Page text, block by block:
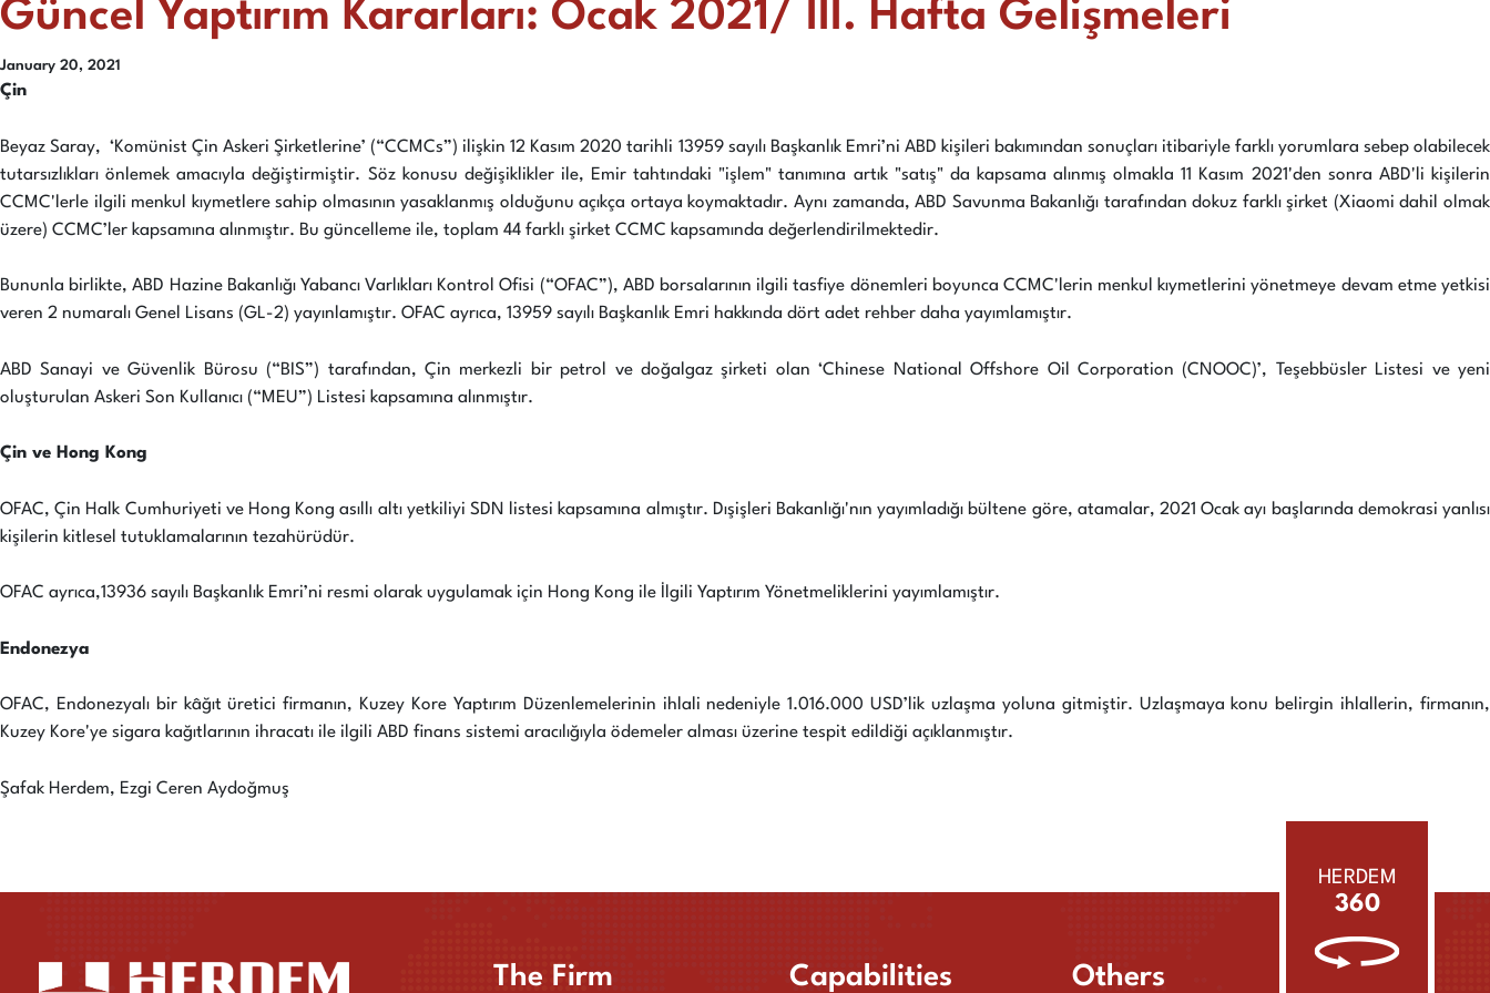
Güncel Yaptırım Kararları: Ocak 2021/ III. Hafta Gelişmeleri
January 20, 2021
Çin
Beyaz Saray, ‘Komünist Çin Askeri Şirketlerine’ (“CCMCs”) ilişkin 12 Kasım 2020 tarihli 13959 sayılı Başkanlık Emri’ni ABD kişileri bakımından sonuçları itibariyle farklı yorumlara sebep olabilecek
tutarsızlıkları önlemek amacıyla değiştirmiştir. Söz konusu değişiklikler ile, Emir tahtındaki "işlem" tanımına artık "satış" da kapsama alınmış olmakla 11 Kasım 2021'den sonra ABD'li kişilerin
CCMC'lerle ilgili menkul kıymetlere sahip olmasının yasaklanmış olduğunu açıkça ortaya koymaktadır. Aynı zamanda, ABD Savunma Bakanlığı tarafından dokuz farklı şirket (Xiaomi dahil olmak
üzere) CCMC’ler kapsamına alınmıştır. Bu güncelleme ile, toplam 44 farklı şirket CCMC kapsamında değerlendirilmektedir.
Bununla birlikte, ABD Hazine Bakanlığı Yabancı Varlıkları Kontrol Ofisi (“OFAC”), ABD borsalarının ilgili tasfiye dönemleri boyunca CCMC'lerin menkul kıymetlerini yönetmeye devam etme yetkisi
veren 2 numaralı Genel Lisans (GL-2) yayınlamıştır. OFAC ayrıca, 13959 sayılı Başkanlık Emri hakkında dört adet rehber daha yayımlamıştır.
ABD Sanayi ve Güvenlik Bürosu (“BIS”) tarafından, Çin merkezli bir petrol ve doğalgaz şirketi olan ‘Chinese National Offshore Oil Corporation (CNOOC)’, Teşebbüsler Listesi ve yeni
oluşturulan Askeri Son Kullanıcı (“MEU”) Listesi kapsamına alınmıştır.
Çin ve Hong Kong
OFAC, Çin Halk Cumhuriyeti ve Hong Kong asıllı altı yetkiliyi SDN listesi kapsamına almıştır. Dışişleri Bakanlığı'nın yayımladığı bültene göre, atamalar, 2021 Ocak ayı başlarında demokrasi yanlısı
kişilerin kitlesel tutuklamalarının tezahürüdür.
OFAC ayrıca,13936 sayılı Başkanlık Emri’ni resmi olarak uygulamak için Hong Kong ile İlgili Yaptırım Yönetmeliklerini yayımlamıştır.
Endonezya
OFAC, Endonezyalı bir kâğıt üretici firmanın, Kuzey Kore Yaptırım Düzenlemelerinin ihlali nedeniyle 1.016.000 USD’lik uzlaşma yoluna gitmiştir. Uzlaşmaya konu belirgin ihlallerin, firmanın,
Kuzey Kore'ye sigara kağıtlarının ihracatı ile ilgili ABD finans sistemi aracılığıyla ödemeler alması üzerine tespit edildiği açıklanmıştır.
Şafak Herdem, Ezgi Ceren Aydoğmuş
The Firm Capabilities Others
HERDEM
360